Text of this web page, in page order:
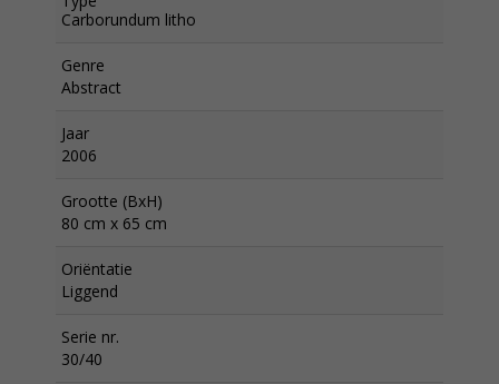
Carborundum litho
Genre
Abstract
Jaar
2006
Grootte (BxH)
80 cm x 65 cm
Oriëntatie
Liggend
Serie nr.
30/40